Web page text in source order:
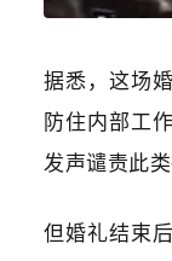
据悉，这场
防住内部工
发声谴责此类
但婚礼结束